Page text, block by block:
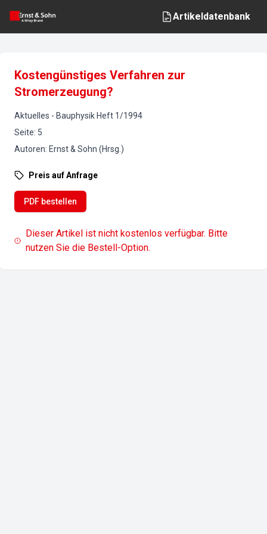
Artikeldatenbank
Kostengünstiges Verfahren zur
Stromerzeugung?
Aktuelles - Bauphysik Heft 1/1994
Seite: 5
Autoren: Ernst & Sohn (Hrsg.)
Preis auf Anfrage
PDF bestellen
Dieser Artikel ist nicht kostenlos verfügbar. Bitte
nutzen Sie die Bestell-Option.